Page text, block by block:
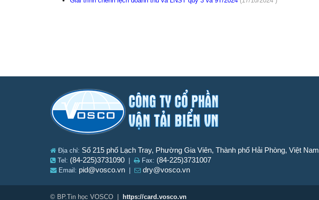
Địa chỉ: Số 215 phố Lạch Tray, Phường Gia Viên, Thành phố Hải Phòng, Việt Nam
Tel: (84-225)3731090 Fax: (84-225)3731007
Email: pid@vosco.vn dry@vosco.vn
© BP.Tin học VOSCO | https://card.vosco.vn